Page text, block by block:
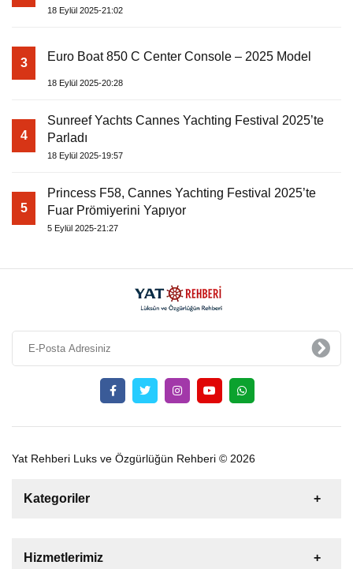
18 Eylül 2025-21:02
3 Euro Boat 850 C Center Console – 2025 Model
18 Eylül 2025-20:28
4
Sunreef Yachts Cannes Yachting Festival 2025’te
Parladı
18 Eylül 2025-19:57
5
Princess F58, Cannes Yachting Festival 2025’te
Fuar Prömiyerini Yapıyor
5 Eylül 2025-21:27
Yat Rehberi Luks ve Özgürlüğün Rehberi © 2026
Kategoriler
Tekne
Hizmetlerimiz